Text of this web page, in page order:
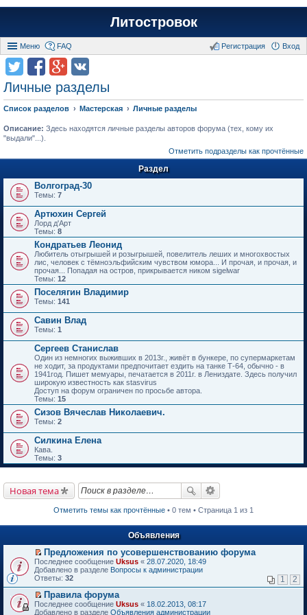
Литостровок
Меню FAQ Вход
Регистрация
Личные разделы
Список разделов Мастерская Личные разделы
Описание: Здесь находятся личные разделы авторов форума (тех, кому их
"выдали"...).
Отметить подразделы как прочтённые
Раздел
Волгоград-30
Темы: 7
Артюхин Сергей
Лорд д'Арт
Темы: 8
Кондратьев Леонид
Любитель отыгрышей и розыгрышей, повелитель леших и многохвостых
лис, человек с тёмноэльфийским чувством юмора... И прочая, и прочая, и
прочая... Попадая на остров, прикрывается ником sigelwar
Темы: 12
Поселягин Владимир
Темы: 141
Савин Влад
Темы: 1
Сергеев Станислав
Один из немногих выживших в 2013г., живёт в бункере, по супермаркетам
не ходит, за продуктами предпочитает ездить на танке Т-64, обычно - в
1941год. Пишет мемуары, печатается в 2011г. в Лениздате. Здесь получил
широкую известность как stasvirus
Доступ на форум ограничен по просьбе автора.
Темы: 15
Сизов Вячеслав Николаевич.
Темы: 2
Силкина Елена
Кава.
Темы: 3
Новая тема
Отметить темы как прочтённые • 0 тем • Страница 1 из 1
Объявления
П
е
р
й
т
и
Предложения по усовершенствованию форума
Последнее сообщение Uksus « 28.07.2020, 18:49
Добавлено в разделе Вопросы к администрации
Ответы: 32 1 2
П
е
Правила форума
Последнее сообщение Uksus « 18.02.2013, 08:17
Добавлено в разделе Объявления администрации